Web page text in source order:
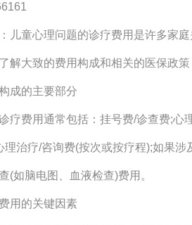
儿童心理问题的诊疗费用是许多家
解大致的费用构成和相关的医保政
成的主要部分
疗费用通常包括：挂号费/诊查费;心
理治疗/咨询费(按次或按疗程);如果
(如脑电图、血液检查)费用。
用的关键因素